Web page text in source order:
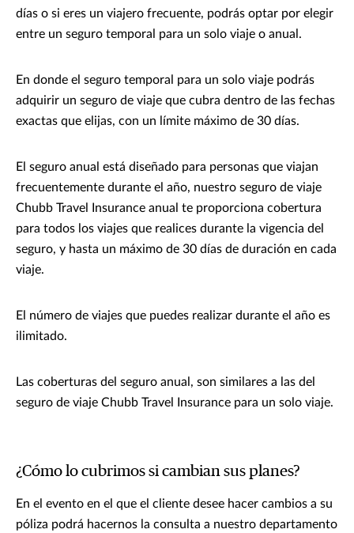
días o si eres un viajero frecuente, podrás optar por elegir
entre un seguro temporal para un solo viaje o anual.
En donde el seguro temporal para un solo viaje podrás
adquirir un seguro de viaje que cubra dentro de las fechas
exactas que elijas, con un límite máximo de 30 días.
El seguro anual está diseñado para personas que viajan
frecuentemente durante el año, nuestro seguro de viaje
Chubb Travel Insurance anual te proporciona cobertura
para todos los viajes que realices durante la vigencia del
seguro, y hasta un máximo de 30 días de duración en cada
viaje.
El número de viajes que puedes realizar durante el año es
ilimitado.
Las coberturas del seguro anual, son similares a las del
seguro de viaje Chubb Travel Insurance para un solo viaje.
¿Cómo lo cubrimos si cambian sus planes?
En el evento en el que el cliente desee hacer cambios a su
póliza podrá hacernos la consulta a nuestro departamento